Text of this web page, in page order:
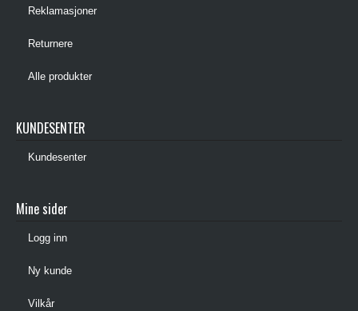
Reklamasjoner
Returnere
Alle produkter
KUNDESENTER
Kundesenter
Mine sider
Logg inn
Ny kunde
Vilkår